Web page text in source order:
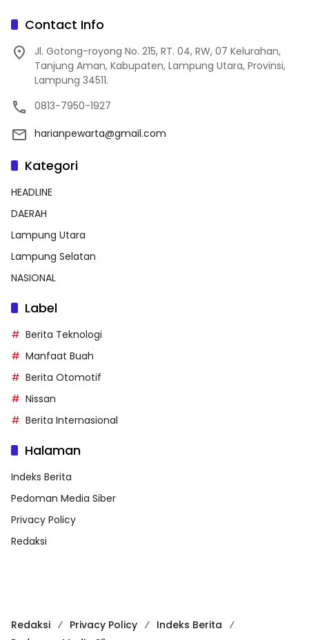
Contact Info
Jl. Gotong-royong No. 215, RT. 04, RW, 07 Kelurahan,
Tanjung Aman, Kabupaten, Lampung Utara, Provinsi,
Lampung 34511.
0813-7950-1927
harianpewarta@gmail.com
Kategori
HEADLINE
DAERAH
Lampung Utara
Lampung Selatan
NASIONAL
Label
Berita Teknologi
Manfaat Buah
Berita Otomotif
Nissan
Berita Internasional
Halaman
Indeks Berita
Pedoman Media Siber
Privacy Policy
Redaksi
Redaksi Privacy Policy
Indeks Berita